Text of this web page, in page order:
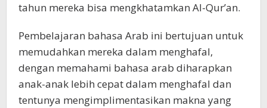
tahun mereka bisa mengkhatamkan Al-Qur’an.
Pembelajaran bahasa Arab ini bertujuan untuk
memudahkan mereka dalam menghafal,
dengan memahami bahasa arab diharapkan
anak-anak lebih cepat dalam menghafal dan
tentunya mengimplimentasikan makna yang